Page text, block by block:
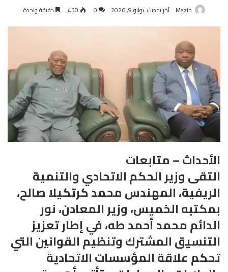
Mazin آخر تحديث: يوليو 9, 2026 0
450 دقيقة واحدة
الأحداث – متابعات
التقى وزير الحكم الاتحادي والتنمية
الريفية، المهندس محمد كرتكيلا صالح،
بمكتبه الخميس، وزير المعادن، نور
الدائم محمد أحمد طه، في إطار تعزيز
التنسيق المشترك وتنظيم القوانين التي
تحكم علاقة المؤسسات الاتحادية